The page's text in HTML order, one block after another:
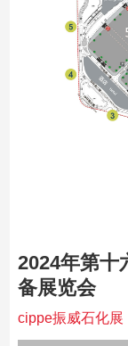
2024年第十
备展览会
cippe振威石化展